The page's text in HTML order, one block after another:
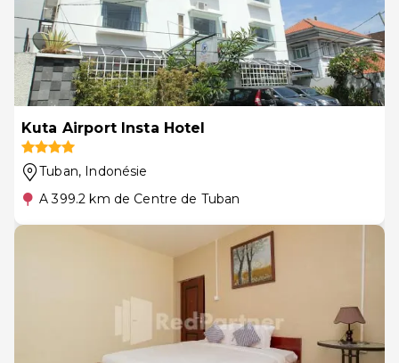
Kuta Airport Insta Hotel
Tuban, Indonésie
A 399.2 km de Centre de Tuban